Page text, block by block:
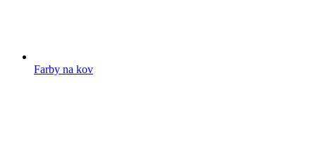
Farby na kov